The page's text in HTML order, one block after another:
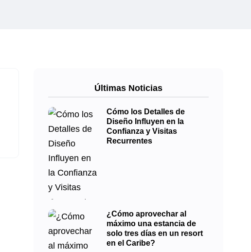
Últimas Noticias
Cómo los Detalles de
Diseño Influyen en la
Confianza y Visitas
Recurrentes
¿Cómo aprovechar al
máximo una estancia de
solo tres días en un resort
en el Caribe?